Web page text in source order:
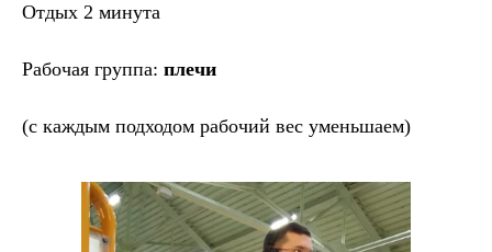
Отдых 2 минута
Рабочая группа: плечи
(с каждым подходом рабочий вес уменьшаем)